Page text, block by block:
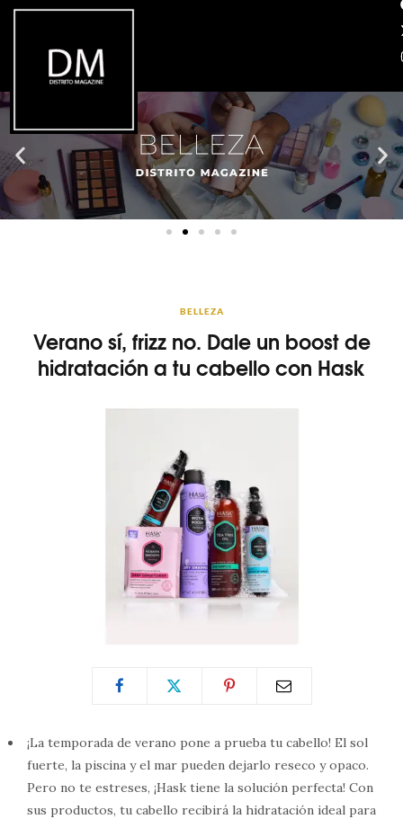
BELLEZA
Verano sí, frizz no. Dale un boost de
hidratación a tu cabello con Hask
¡La temporada de verano pone a prueba tu cabello! El sol
fuerte, la piscina y el mar pueden dejarlo reseco y opaco.
Pero no te estreses, ¡Hask tiene la solución perfecta! Con
sus productos, tu cabello recibirá la hidratación ideal para